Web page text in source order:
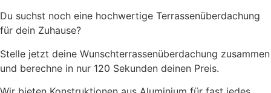
Du suchst noch eine hochwertige Terrassenüberdachung
für dein Zuhause?
Stelle jetzt deine Wunschterrassenüberdachung zusammen
und berechne in nur 120 Sekunden deinen Preis.